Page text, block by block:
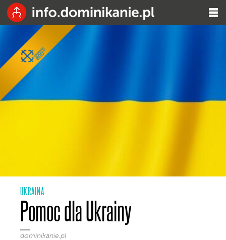
UKRAINA
Pomoc dla Ukrainy
dominikanie.pl